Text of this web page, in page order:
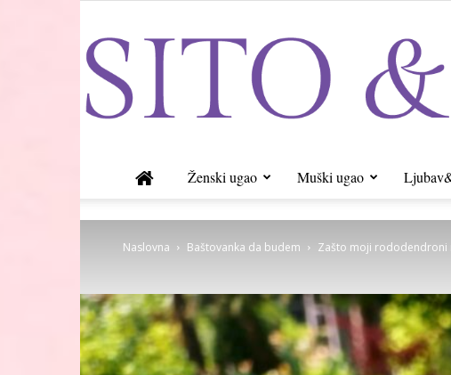
Ženski ugao Muški ugao
Naslovna Baštovanka da budem Zašto moji rododendroni